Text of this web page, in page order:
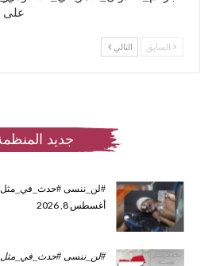
على
السابق التالي
جديد
#لن_ننسى
أغسطس 8, 2026
#لن_ننسى